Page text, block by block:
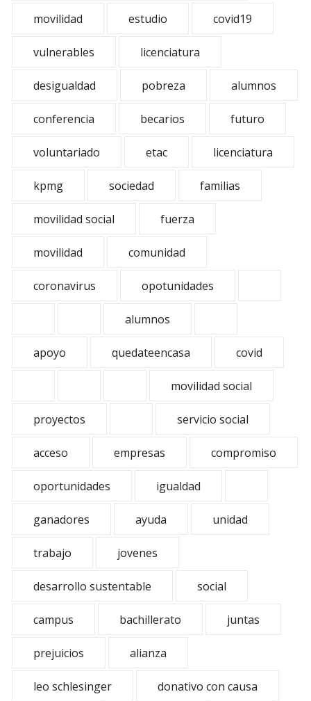
movilidad estudio covid19
vulnerables licenciatura
desigualdad pobreza alumnos
conferencia becarios futuro
voluntariado etac licenciatura
kpmg sociedad familias
movilidad social fuerza
movilidad comunidad
coronavirus opotunidades
alumnos
apoyo quedateencasa covid
movilidad social
proyectos servicio social
acceso empresas compromiso
oportunidades igualdad
ganadores ayuda unidad
trabajo jovenes
desarrollo sustentable social
campus bachillerato juntas
prejuicios alianza
leo schlesinger donativo con causa